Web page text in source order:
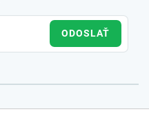
ODOSLAŤ